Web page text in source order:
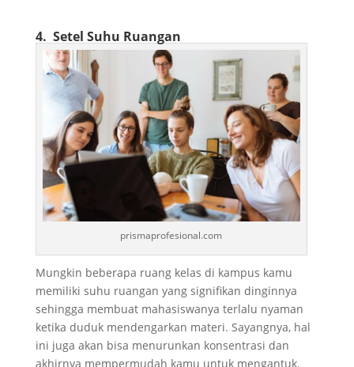
4. Setel Suhu Ruangan
prismaprofesional.com
Mungkin beberapa ruang kelas di kampus kamu
memiliki suhu ruangan yang signifikan dinginnya
sehingga membuat mahasiswanya terlalu nyaman
ketika duduk mendengarkan materi. Sayangnya, hal
ini juga akan bisa menurunkan konsentrasi dan
akhirnya mempermudah kamu untuk mengantuk.